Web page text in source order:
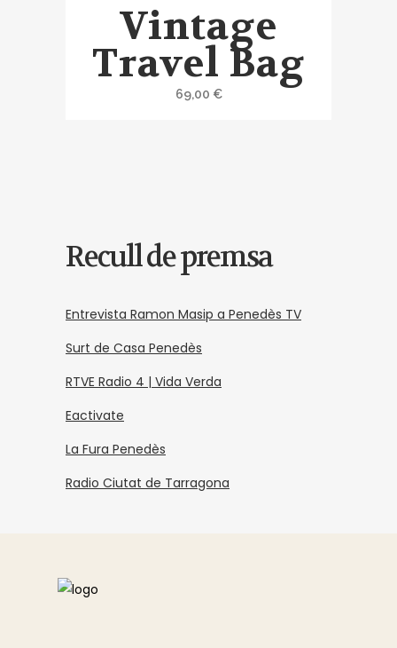
79,00 €.
69,00 €.
Vintage
Travel Bag
69,00 €
Recull de premsa
Entrevista Ramon Masip a Penedès TV
Surt de Casa Penedès
RTVE Radio 4 | Vida Verda
Eactivate
La Fura Penedès
Radio Ciutat de Tarragona